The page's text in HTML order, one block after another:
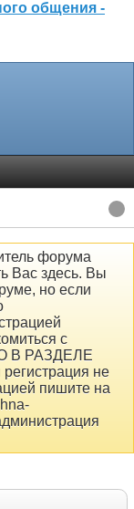
форума
Вас здесь. Вы
но если
с
В РАЗДЕЛЕ
не
пишите на